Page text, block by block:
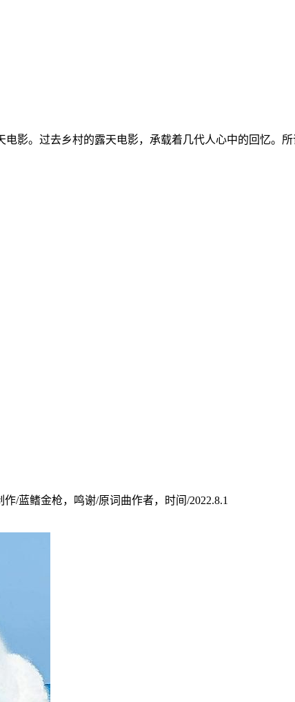
影。过去乡村的露天电影，承载着几代人心中的回忆。所
/蓝鳍金枪，鸣谢/原词曲作者，时间/2022.8.1